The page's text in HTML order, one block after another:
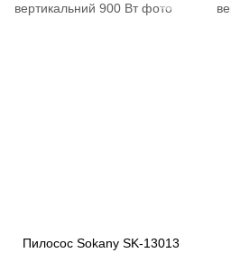
Пилосос Sokany SK-13013